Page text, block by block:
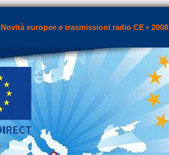
Novità europee e trasmissioni radio CE 2008